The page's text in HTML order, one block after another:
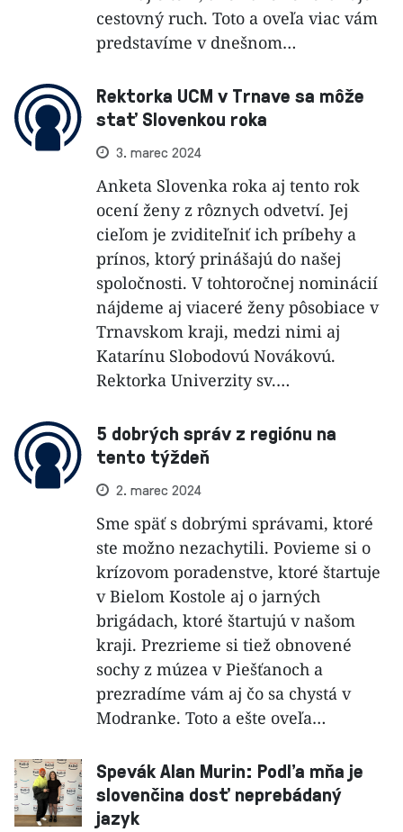
cestovný ruch. Toto a oveľa viac vám
predstavíme v dnešnom…
Rektorka UCM v Trnave sa môže
stať Slovenkou roka
3. marec 2024
Anketa Slovenka roka aj tento rok
ocení ženy z rôznych odvetví. Jej
cieľom je zviditeľniť ich príbehy a
prínos, ktorý prinášajú do našej
spoločnosti. V tohtoročnej nominácií
nájdeme aj viaceré ženy pôsobiace v
Trnavskom kraji, medzi nimi aj
Katarínu Slobodovú Novákovú.
Rektorka Univerzity sv.…
5 dobrých správ z regiónu na
tento týždeň
2. marec 2024
Sme späť s dobrými správami, ktoré
ste možno nezachytili. Povieme si o
krízovom poradenstve, ktoré štartuje
v Bielom Kostole aj o jarných
brigádach, ktoré štartujú v našom
kraji. Prezrieme si tiež obnovené
sochy z múzea v Piešťanoch a
prezradíme vám aj čo sa chystá v
Modranke. Toto a ešte oveľa…
Spevák Alan Murin: Podľa mňa je
slovenčina dosť neprebádaný
jazyk